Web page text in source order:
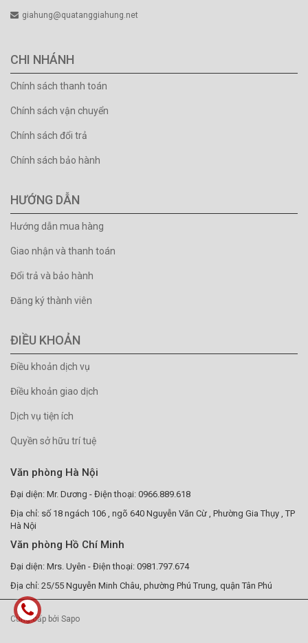
giahung@quatanggiahung.net
CHI NHÁNH
Chính sách thanh toán
Chính sách vận chuyển
Chính sách đổi trả
Chính sách bảo hành
HƯỚNG DẪN
Hướng dẫn mua hàng
Giao nhận và thanh toán
Đổi trả và bảo hành
Đăng ký thành viên
ĐIỀU KHOẢN
Điều khoản dịch vụ
Điều khoản giao dịch
Dịch vụ tiện ích
Quyền sở hữu trí tuệ
Văn phòng Hà Nội
Đại diện: Mr. Dương - Điện thoại: 0966.889.618
Địa chỉ: số 18 ngách 106 , ngõ 640 Nguyễn Văn Cừ , Phường Gia Thụy , TP
Hà Nội
Văn phòng Hồ Chí Minh
Đại diện: Mrs. Uyên - Điện thoại: 0981.797.674
Địa chỉ: 25/55 Nguyễn Minh Châu, phường Phú Trung, quận Tân Phú
Cung cấp bởi Sapo